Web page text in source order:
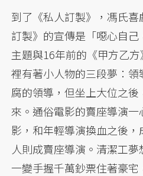
到了《私人訂製》，馮氏
訂製》的宣傳是「噁心自
主題與16年前的《甲方乙
裡有著小人物的三段夢：
腐的領導，但坐上大位之
來。通俗電影的賣座導演
影，和年輕導演換血之後
人則成賣座導演。清潔工
一變手握千萬鈔票住著豪